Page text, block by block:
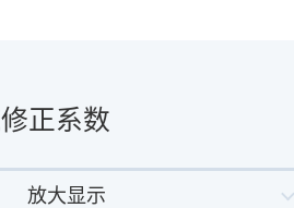
正系数
放大显示